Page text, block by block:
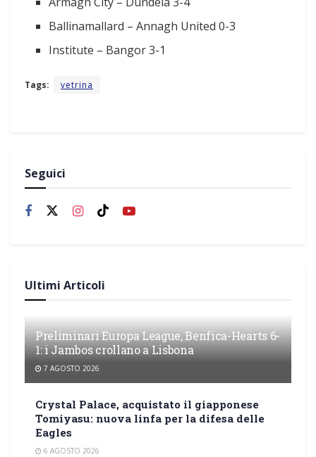
Ballinamallard – Annagh United 0-3
Institute – Bangor 3-1
Tags: vetrina
Seguici
Ultimi Articoli
Preliminari Europa League, Benfica-Hearts 6-
1: i Jambos crollano a Lisbona
7 AGOSTO 2026
Crystal Palace, acquistato il giapponese
Tomiyasu: nuova linfa per la difesa delle
Eagles
6 AGOSTO 2026